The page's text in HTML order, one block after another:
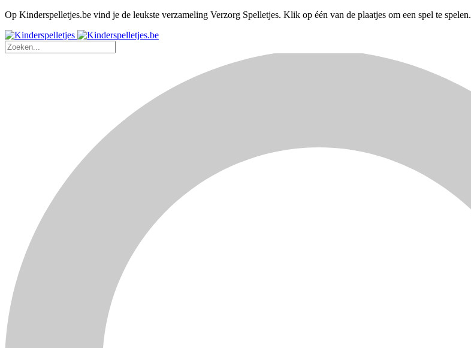
Op Kinderspelletjes.be vind je de leukste verzameling Verzorg Spelletjes. Klik op één van de plaatjes om een spel te spelen.